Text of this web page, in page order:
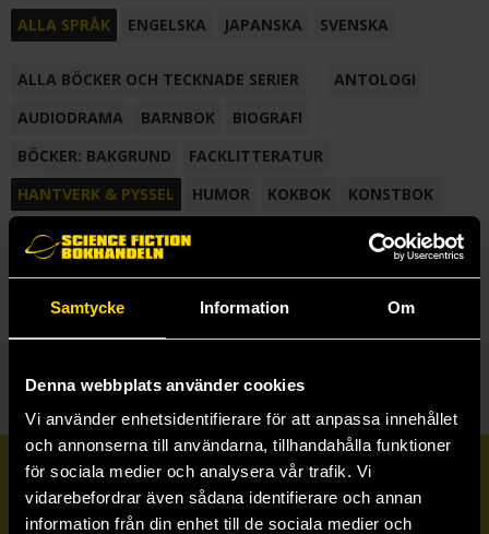
Samtycke Information Om
Denna webbplats använder cookies
Vi använder enhetsidentifierare för att anpassa innehållet
och annonserna till användarna, tillhandahålla funktioner
för sociala medier och analysera vår trafik. Vi
vidarebefordrar även sådana identifierare och annan
information från din enhet till de sociala medier och
ALLA SPRÅK ENGELSKA JAPANSKA SVENSKA
ALLA BÖCKER OCH TECKNADE SERIER
ANTOLOGI
AUDIODRAMA
BARNBOK
BIOGRAFI
BÖCKER: BAKGRUND
FACKLITTERATUR
HANTVERK & PYSSEL
HUMOR KOKBOK
KONSTBOK
KORTROMAN
LÄROBOK
NOVELL
SAMLINGSVOLYM
TECKNA & MÅLA TECKNAD SERIE
Prenumerera på vårt nyhetsbrev